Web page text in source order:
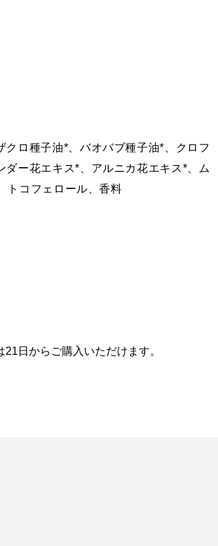
ロ種子油*、バオバブ種子油*、クロフ
ー花エキス*、アルニカ花エキス*、ム
トコフェロール、香料
日からご購入いただけます。